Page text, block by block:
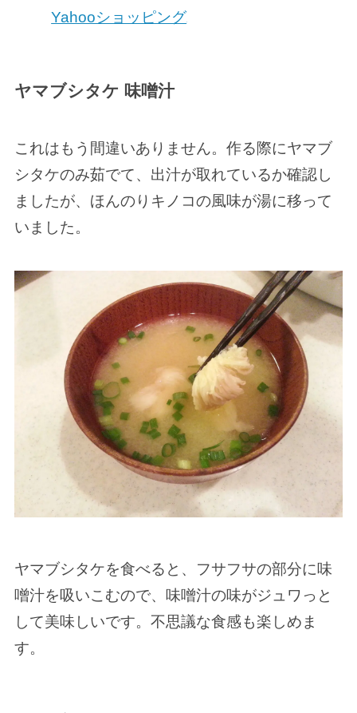
Yahooショッピング
ヤマブシタケ 味噌汁
これはもう間違いありません。作る際にヤマブ
シタケのみ茹でて、出汁が取れているか確認し
ましたが、ほんのりキノコの風味が湯に移って
いました。
ヤマブシタケを食べると、フサフサの部分に味
噌汁を吸いこむので、味噌汁の味がジュワっと
して美味しいです。不思議な食感も楽しめま
す。